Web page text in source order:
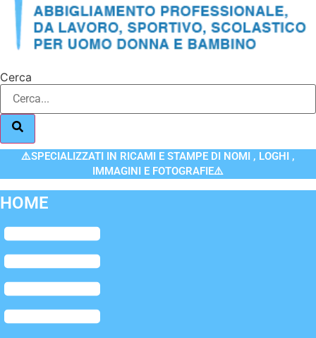
Cerca
⚠️SPECIALIZZATI IN RICAMI E STAMPE DI NOMI , LOGHI ,
IMMAGINI E FOTOGRAFIE⚠️
HOME
Flyout
Menu